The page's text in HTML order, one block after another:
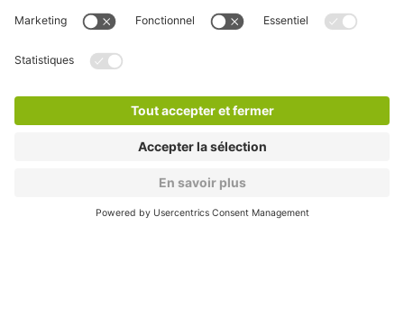
Informations pratiques
Nos services
Nous contacter